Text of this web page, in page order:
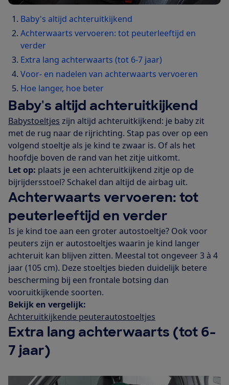
Baby's altijd achteruitkijkend
Achterwaarts vervoeren: tot peuterleeftijd en
verder
Extra lang achterwaarts (tot 6-7 jaar)
Voor- en nadelen van achterwaarts vervoeren
Hoe langer, hoe beter
Baby's altijd achteruitkijkend
Babystoeltjes zijn altijd achteruitkijkend: je baby zit
met de rug naar de rijrichting. Stap pas over op een
volgend stoeltje als je kind te zwaar is. Of als het
hoofdje boven de rand van het zitje uitkomt.
Let op: plaats je een achteruitkijkend zitje op de
bijrijdersstoel? Schakel dan altijd de airbag uit.
Achterwaarts vervoeren: tot
peuterleeftijd en verder
Is je kind toe aan een groter autostoeltje? Ook voor
peuters zijn er autostoeltjes waarin je kind langer
achteruit kan blijven zitten. Meestal tot ongeveer 3 à 4
jaar (105 cm). Deze stoeltjes bieden duidelijk betere
bescherming bij een frontale botsing dan
vooruitkijkende soorten.
Bekijk en vergelijk:
Achteruitkijkende peuterautostoeltjes
Extra lang achterwaarts (tot 6-
7 jaar)